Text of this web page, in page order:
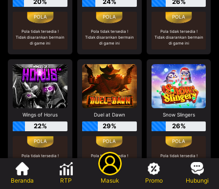
20%
Pola tidak tersedia !
Tidak disarankan bermain
di game ini
24%
Pola tidak tersedia !
Tidak disarankan bermain
di game ini
26%
Pola tidak tersedia !
Tidak disarankan bermain
di game ini
Wings of Horus
22%
Pola tidak tersedia !
Tidak disarankan bermain
Duel at Dawn
29%
Pola tidak tersedia !
Tidak disarankan bermain
di game ini
Snow Slingers
26%
Pola tidak tersedia !
Tidak disarankan bermain
Beranda RTP Masuk Promo Hubungi